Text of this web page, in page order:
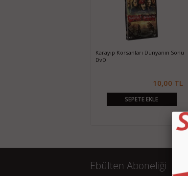
Karayip Korsanları Dünyanın Sonu
DvD
10,00 TL
SEPETE EKLE
Ebülten Aboneliği